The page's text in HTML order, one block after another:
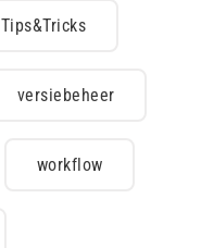
Tips&Tricks
versiebeheer
workflow